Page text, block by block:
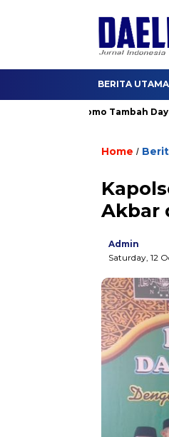
BERITA UTAMA
Promo Tambah Daya 50
Home /
Akbar
Admin
Saturday, 12